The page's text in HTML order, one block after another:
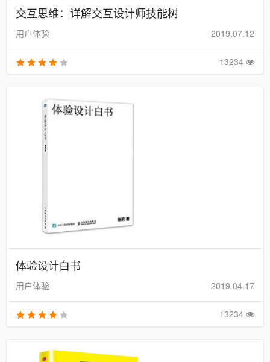
交互思维：详解交互设计师技能树
用户体验 2019.07.12
13234
体验设计白书
用户体验 2019.04.17
13234